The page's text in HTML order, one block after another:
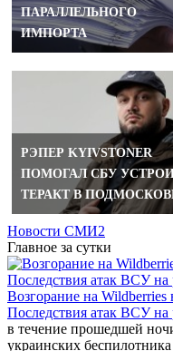
ПАРАЛЛЕЛЬНОГО
ИМПОРТА
РЭПЕР KYIVSTONER
ПОМОГАЛ СБУ
ТЕРАКТ В
Новости СМИ2
Главное за сутки
Возгорание на
Последствия атак ВСУ на
в течение прошедшей
украинских